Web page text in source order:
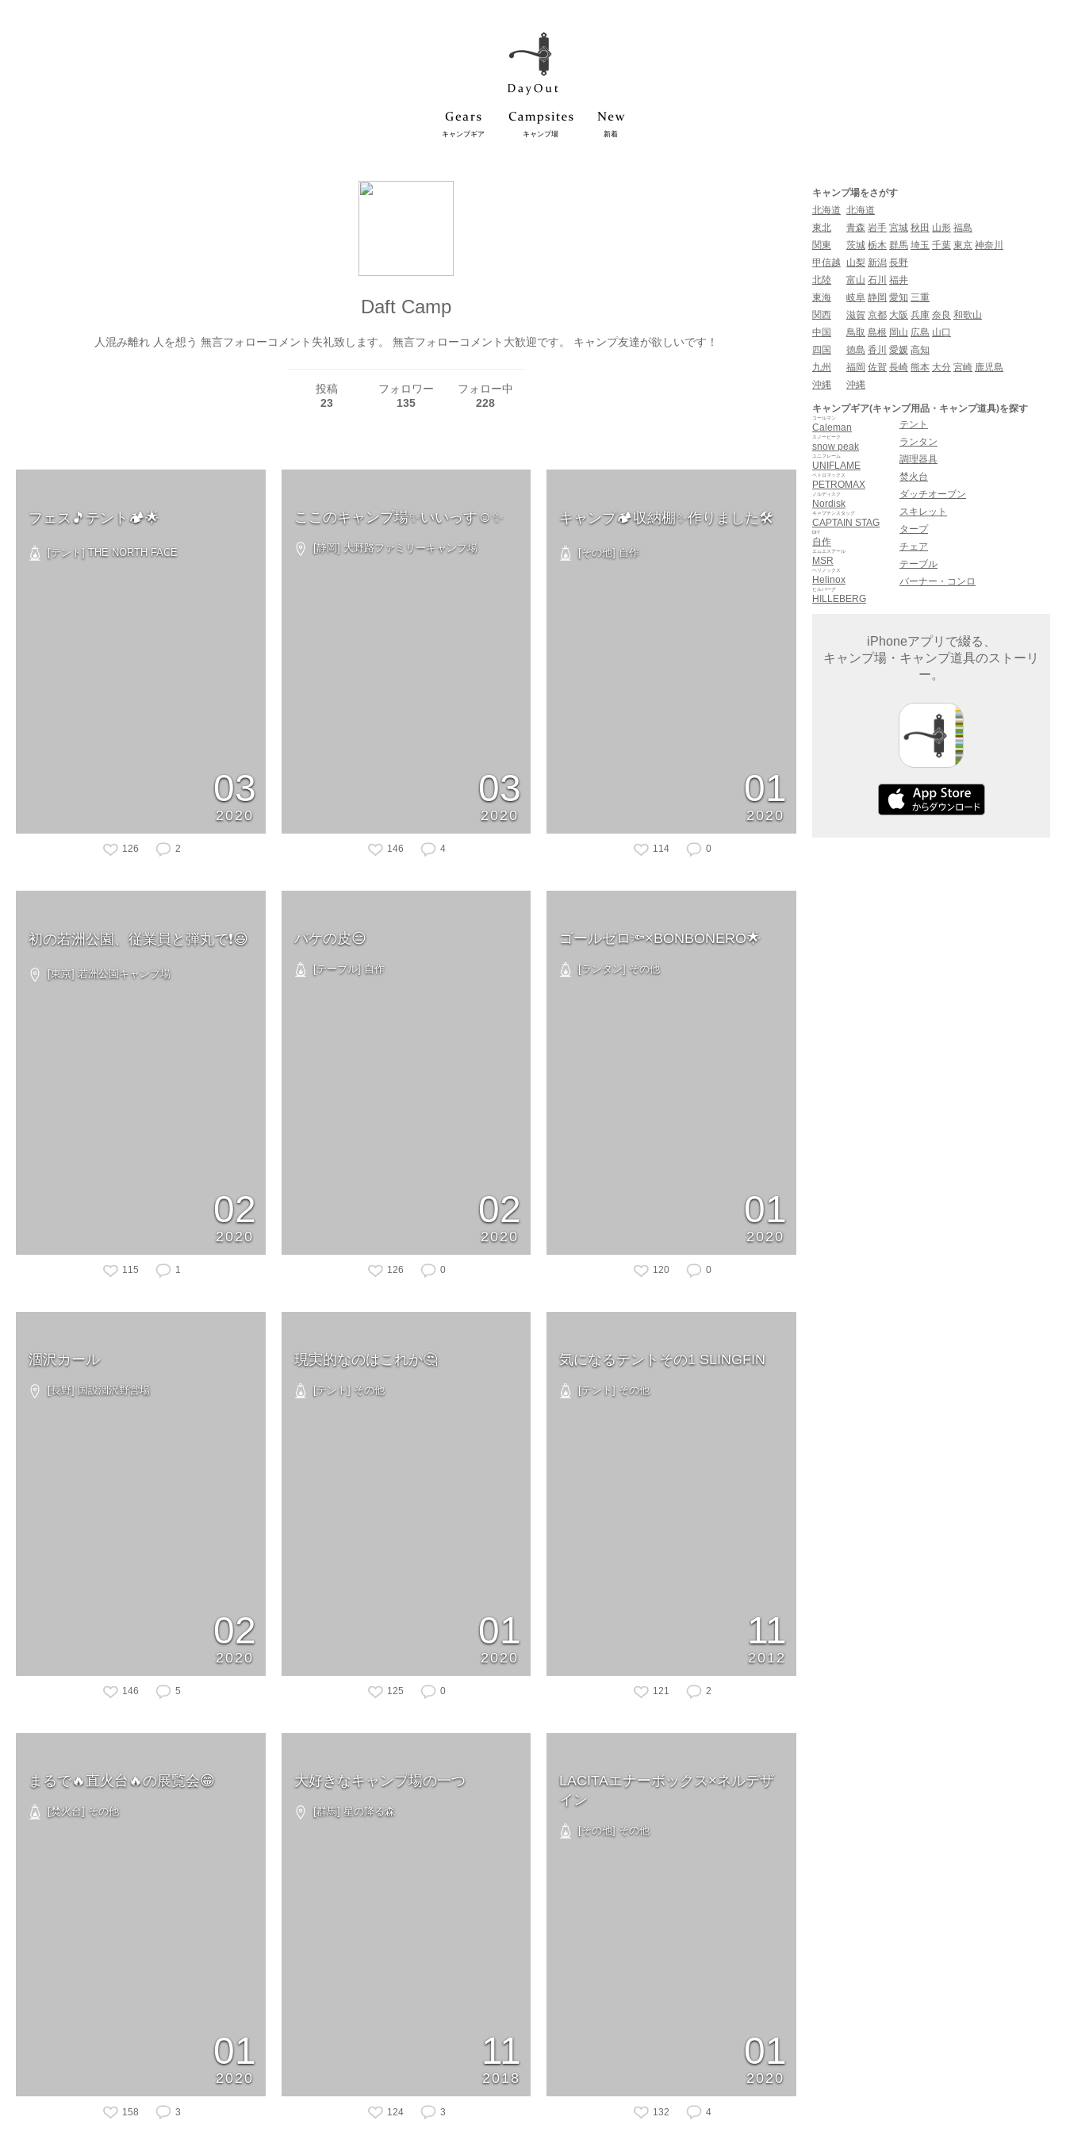
キャンプギア キャンプ場 新着
Daft Camp
人混み離れ 人を想う 無言フォローコメント失礼致します。 無言フォローコメント大歓迎です。 キャンプ友達が欲しいです！
投稿
23
フォロワー
135
フォロー中
228
フェス🎵テント🏕🌟
[テント] THE NORTH FACE
03
2020
126 2
ここのキャンプ場✨いいっす☺️✨
[静岡] 大野路ファミリーキャンプ場
03
2020
146 4
キャンプ🏕収納棚✨作りました🛠
[その他] 自作
01
2020
114 0
初の若洲公園、従業員と弾丸で❗️😃
[東京] 若洲公園キャンプ場
02
2020
115 1
バケの皮😑
[テーブル] 自作
02
2020
126 0
ゴールゼロ🔦×BONBONERO🌟
[ランタン] その他
01
2020
120 0
涸沢カール
[長野] 国設涸沢野営場
02
2020
146 5
現実的なのはこれか🤔
[テント] その他
01
2020
125 0
気になるテントその1 SLINGFIN
[テント] その他
11
2012
121 2
まるで🔥直火台🔥の展覧会😁
[焚火台] その他
01
2020
158 3
大好きなキャンプ場の一つ
[群馬] 星の降る森
11
2018
124 3
LACITAエナーボックス×ネルデザ
イン
[その他] その他
01
2020
132 4
キャンプ場をさがす
北海道 北海道
東北
青森 岩手 宮城 秋田 山形 福島
関東
茨城 栃木 群馬 埼玉 千葉 東京 神奈川
甲信越
山梨 新潟 長野
北陸
富山 石川 福井
東海
岐阜 静岡 愛知 三重
関西
滋賀 京都 大阪 兵庫 奈良 和歌山
中国
鳥取 島根 岡山 広島 山口
四国
徳島 香川 愛媛 高知
九州
福岡 佐賀 長崎 熊本 大分 宮崎 鹿児島
沖縄
沖縄
キャンプギア(キャンプ用品・キャンプ道具)を探す
Caleman
コールマン
snow peak
スノーピーク
UNIFLAME
ユニフレーム
PETROMAX
ペトロマックス
Nordisk
ノルディスク
CAPTAIN STAG
キャプテンスタッグ
自作
DIY
MSR
エムエスアール
Helinox
ヘリノックス
HILLEBERG
ヒルバーグ
テント
ランタン
調理器具
焚火台
ダッチオーブン
スキレット
タープ
チェア
テーブル
バーナー・コンロ
iPhoneアプリで綴る、
キャンプ場・キャンプ道具のストーリ
ー。